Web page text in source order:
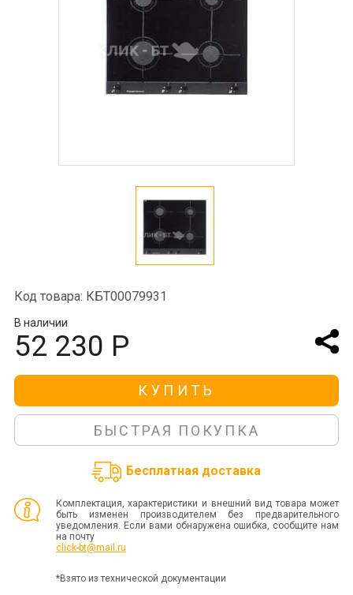
Код товара: КБТ00079931
В наличии
52 230 Р
КУПИТЬ
БЫСТРАЯ ПОКУПКА
Бесплатная доставка
Комплектация, характеристики и внешний вид товара может
быть изменен производителем без предварительного
уведомления. Если вами обнаружена ошибка, сообщите нам
на почту
click-bt@mail.ru
*Взято из технической документации